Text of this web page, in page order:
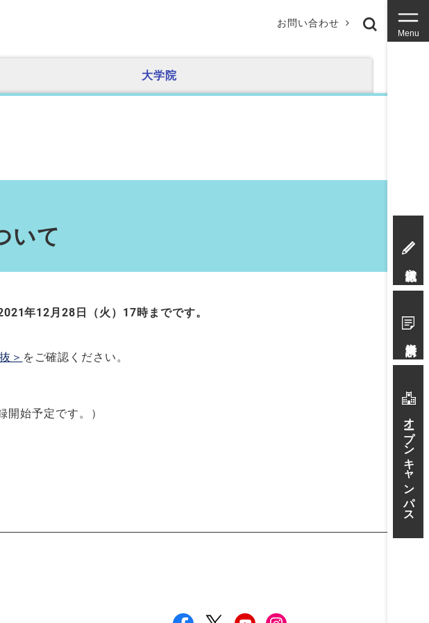
お問い合わせ
Menu
オープンキャンパス
大学院
いて
年12 月28 日（火） 17時までです。
＞ をご確認ください。
始予定です。）